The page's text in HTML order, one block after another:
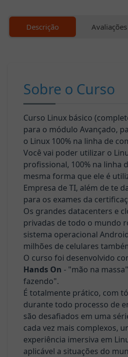
Graduação
Blog
Escolha
curso
Fale
conosco
- FAQ
Blog
Primeiros
Passos
Sobre
🟢 Fale
com um
consultor
Descrição Avaliações
Sobre o Curso
Curso Linux básico
para o módulo Avançado,
o Linux 100% na linha de
Você vai poder utilizar o
profissional, 100% na linha
mesma forma que ele é
Empresa de TI, além de te
para os exames da
Os grandes datacenters e
privadas de todo o mundo
sistema operacional
milhões de celulares
O curso foi desenvolvido
Hands On - "mão na
fazendo".
É totalmente prático, com
durante todo processo de
são desafiados em uma
cada vez mais complexos,
experiência imersiva em
aplicável a situações do